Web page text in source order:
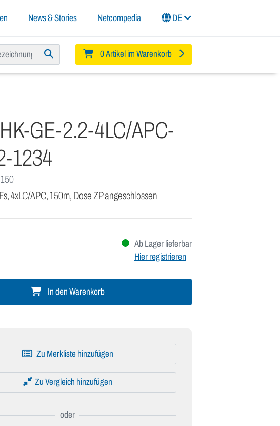
News & Stories Netcompedia DE
0 Artikel im Warenkorb
GE-2.2-4LC/APC-
1234
4xLC/APC, 150m, Dose ZP angeschlossen
Ab Lager lieferbar
Hier registrieren
In den Warenkorb
Zu Merkliste hinzufügen
Zu Vergleich hinzufügen